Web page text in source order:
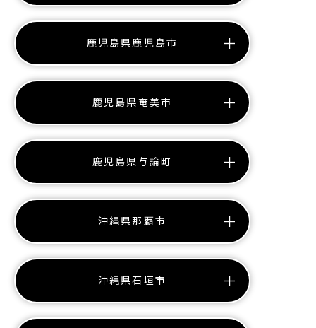
鹿児島県鹿児島市
鹿児島県奄美市
鹿児島県与論町
沖縄県那覇市
沖縄県石垣市